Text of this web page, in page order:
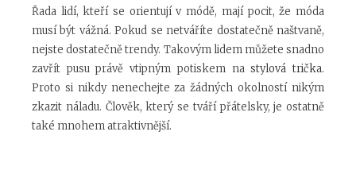
Řada lidí, kteří se orientují v módě, mají pocit, že móda
musí být vážná. Pokud se netváříte dostatečně naštvaně,
nejste dostatečně trendy. Takovým lidem můžete snadno
zavřít pusu právě vtipným potiskem nastylová trička.
Proto si nikdy nenechejte za žádných okolností nikým
zkazit náladu. Člověk, který se tváří přátelsky, je ostatně
také mnohem atraktivnější.